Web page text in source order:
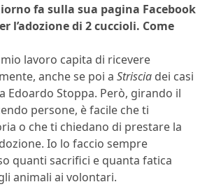
fa sulla sua pagina Facebook
l’adozione di 2 cuccioli. Come
lavoro capita di ricevere
anche se poi a Striscia dei casi
Edoardo Stoppa. Però, girando il
persone, è facile che ti
o che ti chiedano di prestare la
Io lo faccio sempre
quanti sacrifici e quanta fatica
animali ai volontari.